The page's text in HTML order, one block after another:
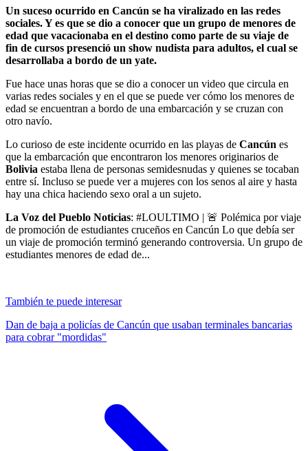
Un suceso ocurrido en Cancún se ha viralizado en las redes
sociales. Y es que se dio a conocer que un grupo de menores de
edad que vacacionaba en el destino como parte de su viaje de
fin de cursos presenció un show nudista para adultos, el cual se
desarrollaba a bordo de un yate.
Fue hace unas horas que se dio a conocer un video que circula en
varias redes sociales y en el que se puede ver cómo los menores de
edad se encuentran a bordo de una embarcación y se cruzan con
otro navío.
Lo curioso de este incidente ocurrido en las playas de Cancún es
que la embarcación que encontraron los menores originarios de
Bolivia estaba llena de personas semidesnudas y quienes se tocaban
entre sí. Incluso se puede ver a mujeres con los senos al aire y hasta
hay una chica haciendo sexo oral a un sujeto.
La Voz del Pueblo Noticias: #LOULTIMO | 🚨 Polémica por viaje
de promoción de estudiantes cruceños en Cancún Lo que debía ser
un viaje de promoción terminó generando controversia. Un grupo de
estudiantes menores de edad de...
También te puede interesar
Dan de baja a policías de Cancún que usaban terminales bancarias
para cobrar "mordidas"